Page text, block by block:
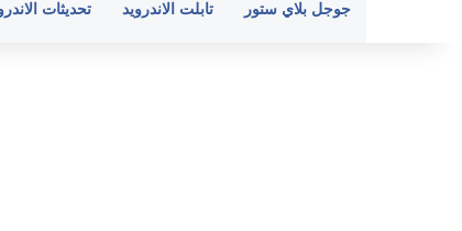
جوجل بلاي ستور تابلت الاندرويد تحديثات